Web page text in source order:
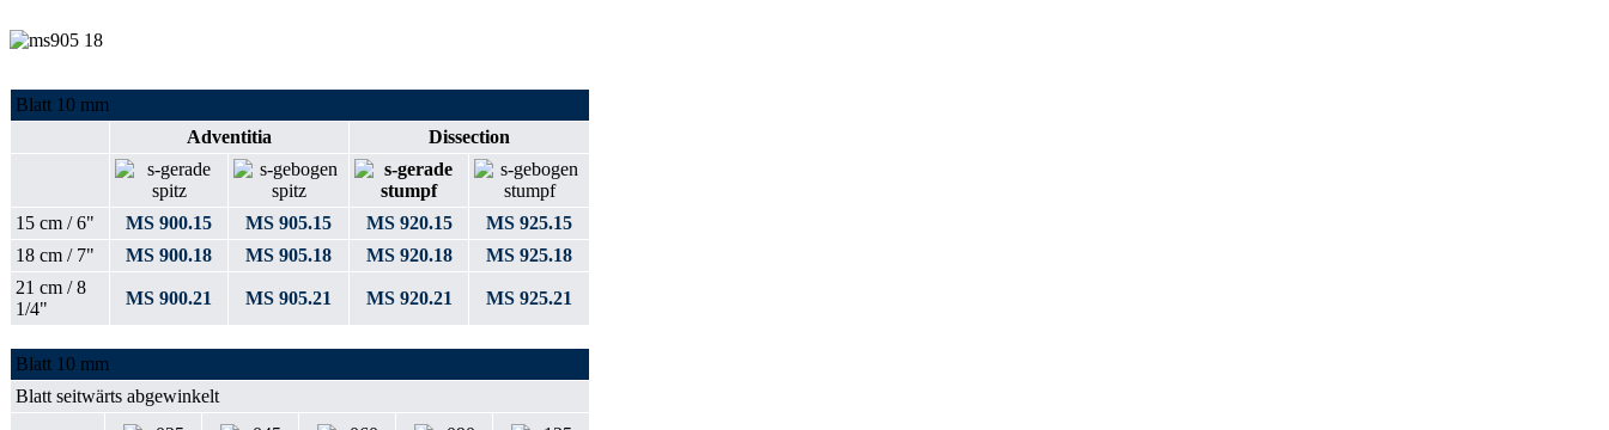
Blatt 10 mm
Adventitia
Dissection
15 cm / 6" MS 900.15 MS 905.15 MS 920.15
MS 925.15
18 cm / 7"
MS 900.18 MS 905.18 MS 920.18
MS 925.18
21 cm / 8
1/4"
MS 900.21 MS 905.21 MS 920.21 MS 925.21
Blatt 10 mm
Blatt seitwärts abgewinkelt